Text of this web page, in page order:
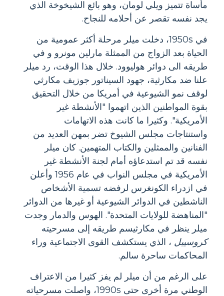
مأساة تتميز ويلي لومان، وهو بائع الشيخوخة الذي
يجد نفسه تقصر عن أحلامه للنجاح.
في 1950s، دخلت ميلر مرحلة أكثر عمومية من
الحياة بعد الزواج من الممثلة مارلين مونرو و في
طريقه الى دوائر هوليوود. خلال هذا الوقت، رد ميلر
علنا ​​ضد مكارثية، جهود السيناتور جوزيف مكارثي
لوقف نمو الشيوعية في أمريكا من خلال التحقيق
بقوة المواطنين الذين اتهموا "الأنشطة غير
الأمريكية". وكثيرا ما كانت هذه الاتهامات
واستنتاجات مجلس الشيوخ تضر بمهن العديد من
الفنانين والممثلين والكتاب المتهمين. كان ميلر
نفسه قد تم استدعاؤه أمام لجنة الأنشطة غير
الأمريكية في مجلس النواب في عام 1956 وأعلن
في ازدراء الكونغرس لرفضه تسمية الأشخاص
الناشطين في الدوائر الشيوعية أو غيرها من الدوائر
"المناهضة للولايات المتحدة". الهوس والدمار وجدت
ميلر ينظر في مكارثيسم طريقه إلى مسرحيته
كروسيبل ، الذي يستكشف القوى الاجتماعية وراء
المحاكمات ساحرة سالم.
على الرغم من أن ميلر لم يفز كثيرا من الاعتراف
الوطني مرة أخرى حتى 1990s، واصلت مسرحياته